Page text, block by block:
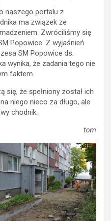
naszego portalu z
ma związek ze
Zwróciliśmy się
Popowice. Z wyjaśnień
SM Popowice ds.
wynika, że zadania tego nie
faktem.
że spełniony został ich
niego nieco za długo, ale
chodnik.
tom